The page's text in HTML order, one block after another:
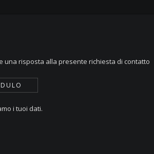
una risposta alla presente richiesta di contatto
i tuoi dati.